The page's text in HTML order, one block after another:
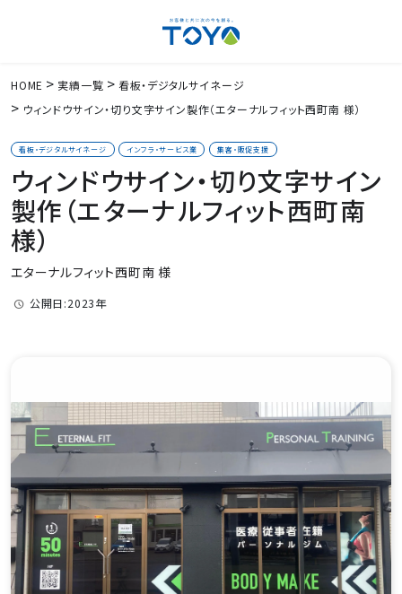
HOME 実績一覧
看板・デジタルサイネージ
ウィンドウサイン・切り文字サイン製作（エターナルフィット西町南 様）
看板・デジタルサイネージ インフラ・サービス業 集客・販促支援
ウィンドウサイン・切り文字サイン
製作（エターナルフィット西町南
様）
エターナルフィット西町南 様
公開日:2023年